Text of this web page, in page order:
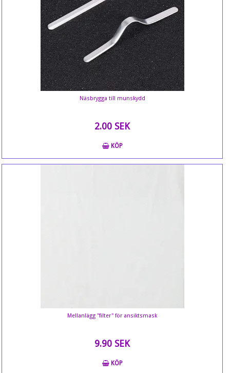
Näsbrygga till munskydd
2.00 SEK
KÖP
Mellanlägg "filter" för ansiktsmask
9.90 SEK
KÖP